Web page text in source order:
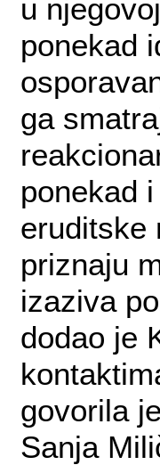
u
ponekad
ga
ponekad
eruditske
priznaju
izaziva
dodao je
govorila
Sanja